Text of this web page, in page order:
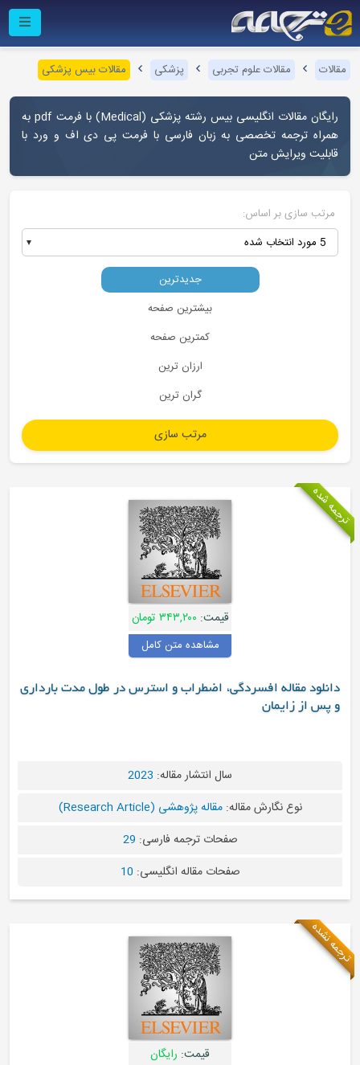
مقالات مقالات علوم تجربی پزشکی مقالات بیس پزشکی
رایگان مقالات انگلیسی بیس رشته پزشکی (Medical
) با فرمت pdf به
همراه ترجمه تخصصی به زبان فارسی با فرمت پی دی اف و ورد با
قابلیت ویرایش متن
مرتب سازی بر اساس:
5 مورد انتخاب شده
جدیدترین
بیشترین صفحه
کمترین صفحه
ارزان ترین
گران ترین
ترجمه شده
قیمت: ۳۴۳,۲۰۰ تومان
مشاهده متن کامل
دانلود مقاله افسردگی، اضطراب و استرس در طول مدت بارداری
و پس از زایمان
سال انتشار مقاله: 2023
نوع نگارش مقاله:مقاله پژوهشی (Research Article)
صفحات ترجمه فارسی: 29
صفحات مقاله انگلیسی: 10
ترجمه نشده
قیمت: رایگان